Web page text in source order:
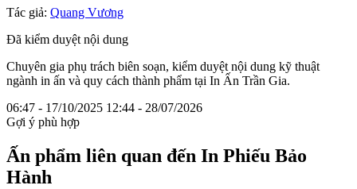
Tác giả: Quang Vương
Đã kiểm duyệt nội dung
Chuyên gia phụ trách biên soạn, kiểm duyệt nội dung kỹ thuật
ngành in ấn và quy cách thành phẩm tại In Ấn Trần Gia.
06:47 - 17/10/2025 12:44 - 28/07/2026
Gợi ý phù hợp
Ấn phẩm liên quan đến In Phiếu Bảo
Hành